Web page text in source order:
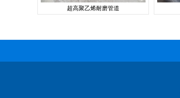
超高聚乙烯耐磨管道